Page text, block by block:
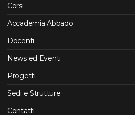
Corsi
Accademia Abbado
Docenti
News ed Eventi
Progetti
Sedi e Strutture
Contatti